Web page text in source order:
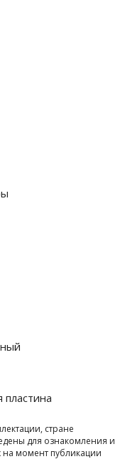
стране
для ознакомления и
на момент публикации